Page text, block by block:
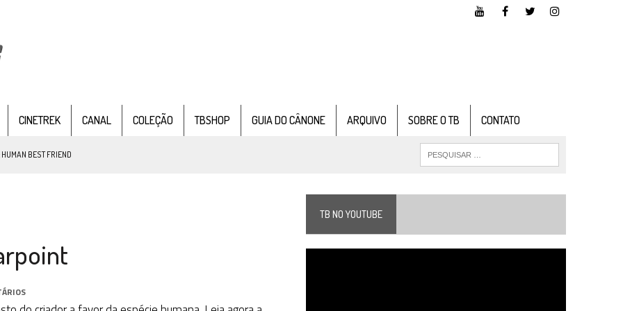
CINETREK CANAL COLEÇÃO TBSHOP GUIA DO CÂNONE ARQUIVO SOBRE O TB CONTATO
BEST FRIEND
DE STRANGE NEW WORDS
DE FÃS AXANAR HORAS APÓS ESTREIA
– “THE GRIFFIN INCIDENT” (4×02)
DE UMA ERA NA SDCC
TB NO YOUTUBE